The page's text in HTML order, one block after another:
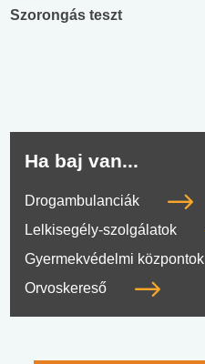
Szorongás teszt
Ha baj van...
Drogambulanciák
Lelkisegély-szolgálatok
Gyermekvédelmi központok
Orvoskereső